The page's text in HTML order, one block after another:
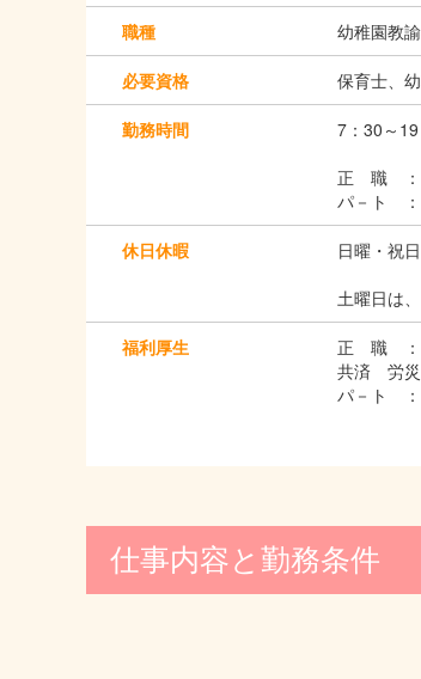
職種 幼稚園教
必要資格 保育士、
勤務時間
7：30～
正 職 ：
パ－ト
休日休暇
日曜・祝
土曜日は
福利厚生
正 職 ：
共済 労
パ－ト
週20
週30
仕事内容と勤務条件